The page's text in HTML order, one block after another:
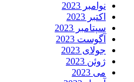
نوامبر 2023
اکتبر 2023
سپتامبر 2023
آگوست 2023
جولای 2023
ژوئن 2023
می 2023